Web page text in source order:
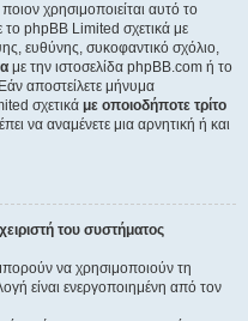
χρησιμοποιείται αυτό το
το phpBB Limited σχετικά με
ευθύνης, συκοφαντικό σχόλιο,
με την ιστοσελίδα phpBB.com ή το
αποστείλετε μήνυμα
σχετικά με οποιοδήποτε τρίτο
να αναμένετε μια αρνητική ή και
του συστήματος
να χρησιμοποιούν τη
είναι ενεργοποιημένη από τον